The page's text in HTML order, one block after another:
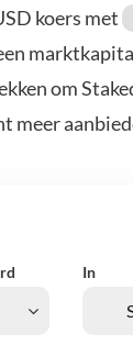
koers met
om
meer
In